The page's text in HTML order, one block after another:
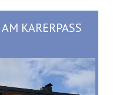
KARERPASS